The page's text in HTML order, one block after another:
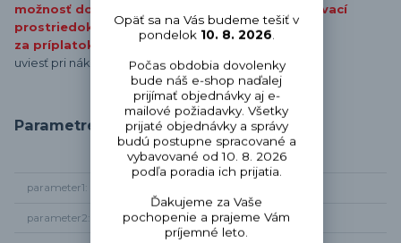
možnosť doplnenia dávkovacie čerpadlo umývací
prostriedok
za príplatok + 99 EUR bez DPH
uviesť pri nákupe
Parametre
parameter1
parameter2 bez odpadového čerpadla
Opäť sa na Vás budeme tešiť v
pondelok 10. 8. 2026.
Počas obdobia dovolenky
bude náš e-shop naďalej
prijímať objednávky aj e-
mailové požiadavky. Všetky
prijaté objednávky a správy
budú postupne spracované a
vybavované od 10. 8. 2026
podľa poradia ich prijatia.
Ďakujeme za Vaše
pochopenie a prajeme Vám
príjemné leto.